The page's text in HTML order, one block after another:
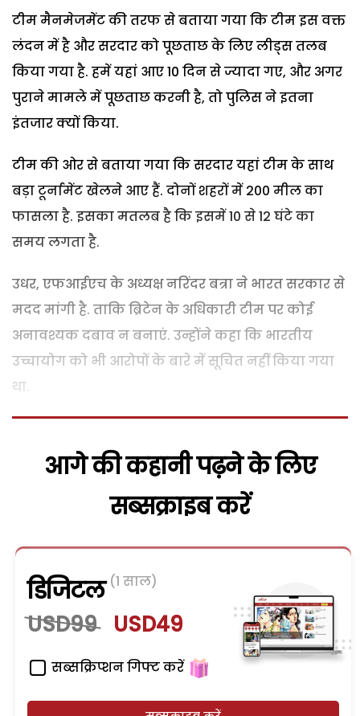
टीम मैनमेजमेंट की तरफ से बताया गया कि टीम इस वक्त
लंदन में है और सरदार को पूछताछ के लिए लीड्स तलब
किया गया है. हमें यहां आए 10 दिन से ज्यादा गए, और अगर
पुराने मामले में पूछताछ करनी है, तो पुलिस ने इतना
इंतजार क्यों किया.
टीम की ओर से बताया गया कि सरदार यहां टीम के साथ
बड़ा टूर्नामेंट खेलने आए हैं. दोनों शहरों में 200 मील का
फासला है. इसका मतलब है कि इसमें 10 से 12 घंटे का
समय लगता है.
उधर, एफआईएच के अध्यक्ष नरिंदर बत्रा ने भारत सरकार से
मदद मांगी है. ताकि ब्रिटेन के अधिकारी टीम पर कोई
अनावश्यक दबाव न बनाएं. उन्होंने कहा कि भारतीय
उच्चायोग को भी आरोपों के बारे में सूचित नहीं किया गया
था.
आगे की कहानी पढ़ने के लिए
सब्सक्राइब करें
डिजिटल (1 साल)
USD99 USD49
सब्सक्रिप्शन गिफ्ट करें